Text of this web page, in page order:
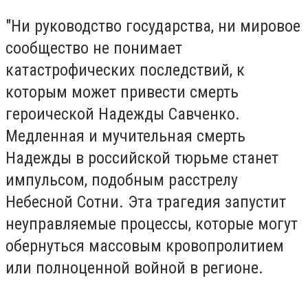
"Ни руководство государства, ни мировое
сообщество не понимает
катастрофических последствий, к
которым может привести смерть
героической Надежды Савченко.
Медленная и мучительная смерть
Надежды в российской тюрьме станет
импульсом, подобным расстрелу
Небесной Сотни. Эта трагедия запустит
неуправляемые процессы, которые могут
обернуться массовым кровопролитием
или полноценной войной в регионе.